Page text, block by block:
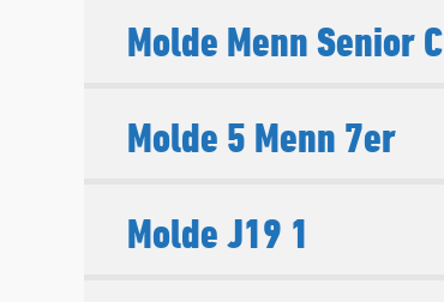
Molde Menn Senior C
Molde 5 Menn 7er
Molde J19 1